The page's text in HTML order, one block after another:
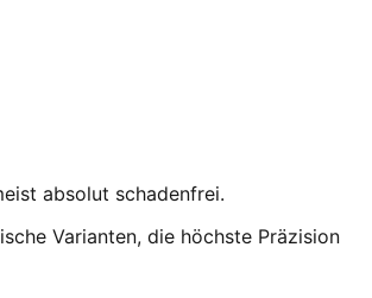
absolut schadenfrei.
Varianten, die höchste Präzision